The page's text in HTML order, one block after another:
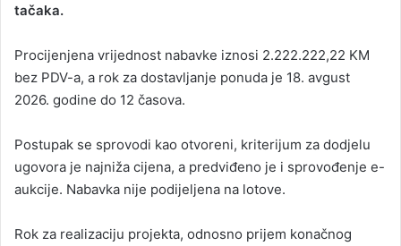
tačaka.
Procijenjena vrijednost nabavke iznosi 2.222.222,22 KM
bez PDV-a, a rok za dostavljanje ponuda je 18. avgust
2026. godine do 12 časova.
Postupak se sprovodi kao otvoreni, kriterijum za dodjelu
ugovora je najniža cijena, a predviđeno je i sprovođenje e-
aukcije. Nabavka nije podijeljena na lotove.
Rok za realizaciju projekta, odnosno prijem konačnog